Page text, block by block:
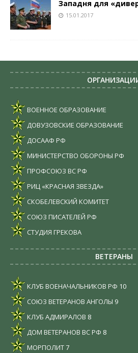
Западня для
15.01.2017
ВОЕННОЕ ОБРАЗОВАНИЕ
ДОВУЗОВСКИЕ ОБРАЗОВАНИЕ
ДОСААФ РФ
МИНИСТЕРСТВО ОБОРОНЫ РФ
ПРОФСОЮЗ ВС РФ
РИЦ «КРАСНАЯ ЗВЕЗДА»
СКОБЕЛЕВСКИЙ КОМИТЕТ
СОЮЗ ПИСАТЕЛЕЙ РФ
СТУДИЯ ГРЕКОВА
ВЕТЕРАНЫ
КЛУБ ВОЕНАЧАЛЬНИКОВ РФ 10
СОЮЗ ВЕТЕРАНОВ АНГОЛЫ 9
КЛУБ АДМИРАЛОВ 8
ДОМ ВЕТЕРАНОВ ВС РФ 8
МОРПОЛИТ7